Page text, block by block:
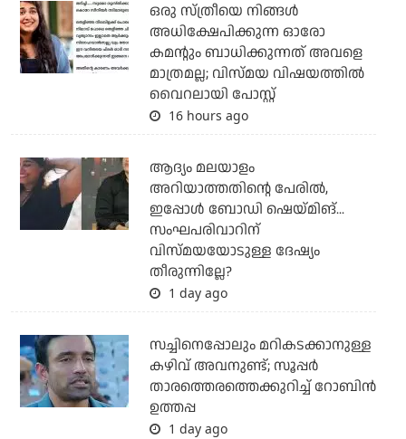
ഒരു സ്ത്രീയെ നിങ്ങള്‍
അധിക്ഷേപിക്കുന്ന ഓരോ
കമന്റും ബാധിക്കുന്നത് അവളെ
മാത്രമല്ല; വിസ്മയ വിഷയത്തില്‍
വൈറലായി പോസ്റ്റ്
16 hours ago
ആദ്യം മലയാളം
അറിയാത്തതിന്റെ പേരില്‍,
ഇപ്പോള്‍ ബോഡി ഷെയ്മിങ്...
സംഘപരിവാറിന്
വിസ്മയയോടുള്ള ദേഷ്യം
തീരുന്നില്ലേ?
1 day ago
സച്ചിനെപ്പോലും മറികടക്കാനുള്ള
കഴിവ് അവനുണ്ട്; സൂപ്പര്‍
താരത്തെരത്തെക്കുറിച്ച് റോബിന്‍
ഉത്തപ്പ
1 day ago